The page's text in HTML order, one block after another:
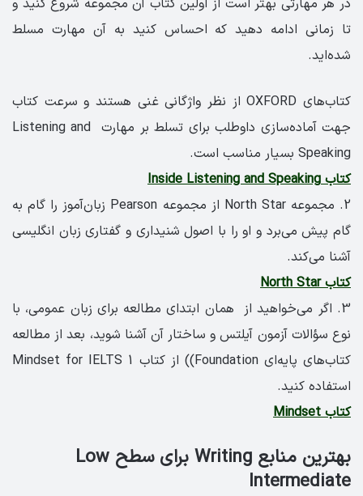
تا زمانی ادامه دهید ‌که احساس کنید به آن مهارت مسلط
شده‌اید.
کتاب‌های OXFORD از نظر واژگانی غنی هستند و سرعت کتاب
جهت آماده‌سازی داوطلب برای تسلط بر مهارت Listening and
Speaking بسیار مناسب است.
کتاب Inside Listening and Speaking
2. مجموعه North Star از مجموعه Pearson زبان‌آموز را گام به
گام پیش می‌برد و او را با اصول شنیداری و گفتاری زبان انگلیسی
آشنا می‌کند.
کتاب North Star
3. اگر می‌خواهید از همان ابتدای مطالعه برای زبان عمومی، با
نوع سؤالات آزمون آیلتس و ساختار آن آشنا شوید، بعد از مطالعه
کتاب‌های پایه‌ای Foundation)) از کتاب Mindset for IELTS 1
استفاده کنید.
کتاب Mindset
بهترین منابع Writing برای سطح Low
Intermediate